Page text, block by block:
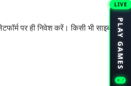
पर ही निवेश करें। किसी भी साइबर
LIVE
PLAY GAMES